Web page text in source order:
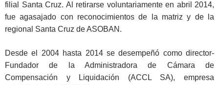
filial Santa Cruz. Al retirarse voluntariamente en abril 2014,
fue agasajado con reconocimientos de la matriz y de la
regional Santa Cruz de ASOBAN.
Desde el 2004 hasta 2014 se desempeñó como director-
Fundador de la Administradora de Cámara de
Compensación y Liquidación (ACCL SA), empresa